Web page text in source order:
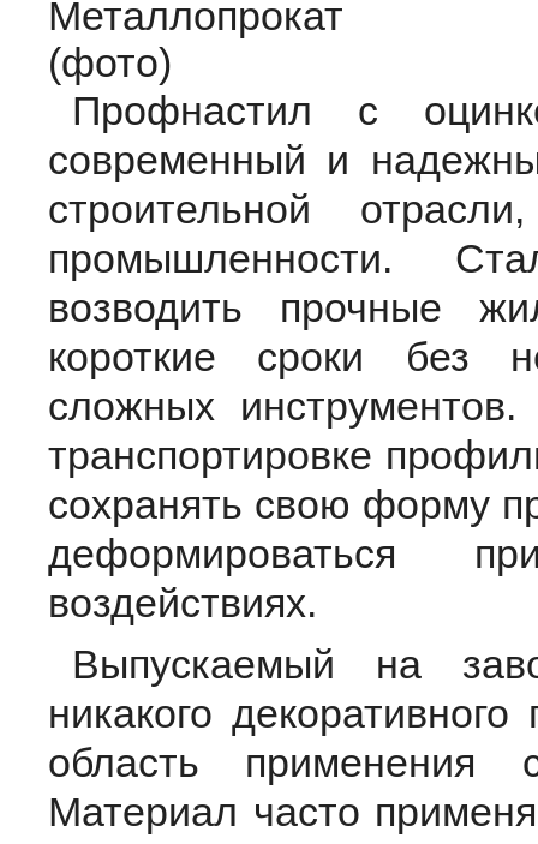
Профнастил с
современный и
строительной
промышленности.
возводить прочные
короткие сроки без
сложных
транспортировке
сохранять свою форму
деформироваться
воздействиях.
Выпускаемый на
никакого
область применения
Материал часто